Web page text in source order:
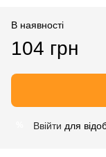
В наявності
104 грн
Ввійти для